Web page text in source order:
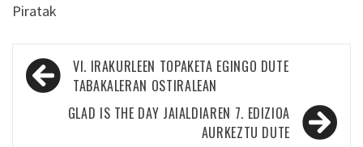
Piratak
Bidalketetan
zehar
nabigatu
VI. IRAKURLEEN TOPAKETA EGINGO DUTE
TABAKALERAN OSTIRALEAN
GLAD IS THE DAY JAIALDIAREN 7. EDIZIOA
AURKEZTU DUTE